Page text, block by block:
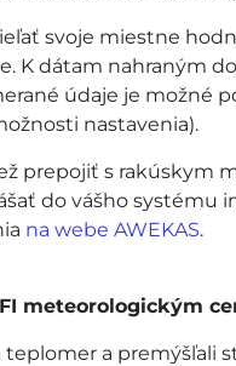
svoje miestne
K dátam nahraným
údaje je možné
nastavenia).
prepojiť s rakúskym
do vášho
na webe AWEKAS.
meteorologickým
teplomer a premýšľali